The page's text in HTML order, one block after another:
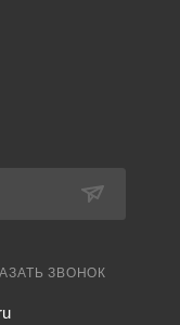
ЗВОНОК